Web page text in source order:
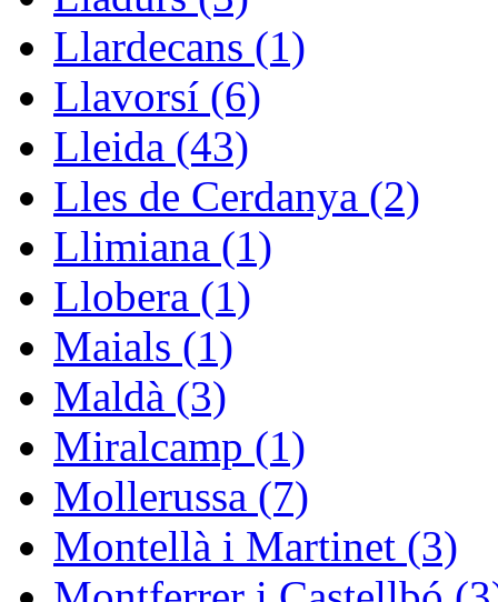
Llardecans (1)
Llavorsí (6)
Lleida (43)
Lles de Cerdanya (2)
Llimiana (1)
Llobera (1)
Maials (1)
Maldà (3)
Miralcamp (1)
Mollerussa (7)
Montellà i Martinet (3)